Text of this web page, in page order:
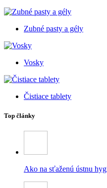
Zubné pasty a gély
Vosky
Čistiace tablety
Top články
Ako na sťaženú ústnu